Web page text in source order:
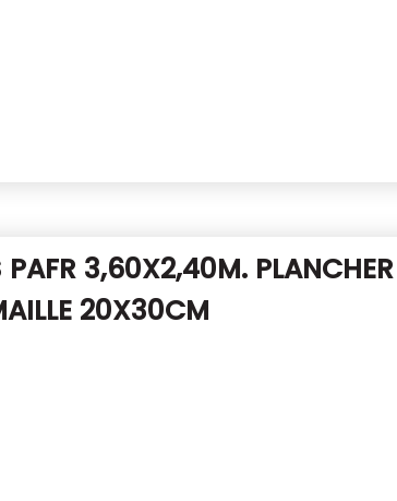
PAFR 3,60X2,40M. PLANCHER
20X30CM